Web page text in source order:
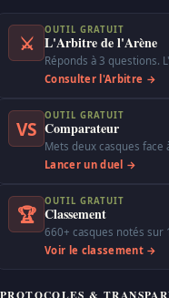
⚔
OUTIL GRATUIT
L'Arbitre de l'Arène
Réponds à 3 questions.
Consulter l'Arbitre →
VS
OUTIL GRATUIT
Comparateur
Mets deux casques
Lancer un duel →
🏆
OUTIL GRATUIT
Classement
660+ casques notés
Voir le classement →
PROTOCOLES &